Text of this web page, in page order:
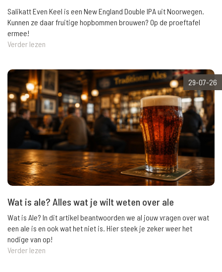
Salikatt Even Keel is een New England Double IPA uit Noorwegen.
Kunnen ze daar fruitige hopbommen brouwen? Op de proeftafel
ermee!
Verder lezen
29-07-26
Wat is ale? Alles wat je wilt weten over ale
Wat is Ale? In dit artikel beantwoorden we al jouw vragen over wat
een ale is en ook wat het niet is. Hier steek je zeker weer het
nodige van op!
Verder lezen